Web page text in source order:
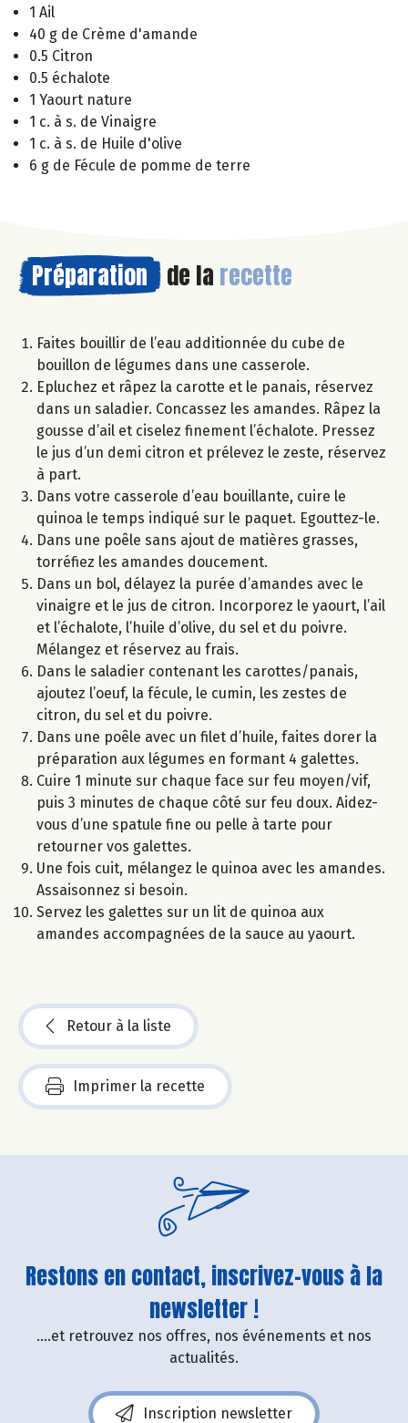
1 Ail
40 g de Crème d'amande
0.5 Citron
0.5 échalote
1 Yaourt nature
1 c. à s. de Vinaigre
1 c. à s. de Huile d'olive
6 g de Fécule de pomme de terre
Préparation de la recette
Faites bouillir de l’eau additionnée du cube de
bouillon de légumes dans une casserole.
Epluchez et râpez la carotte et le panais, réservez
dans un saladier. Concassez les amandes. Râpez la
gousse d’ail et ciselez finement l’échalote. Pressez
le jus d’un demi citron et prélevez le zeste, réservez
à part.
Dans votre casserole d’eau bouillante, cuire le
quinoa le temps indiqué sur le paquet. Egouttez-le.
Dans une poêle sans ajout de matières grasses,
torréfiez les amandes doucement.
Dans un bol, délayez la purée d’amandes avec le
vinaigre et le jus de citron. Incorporez le yaourt, l’ail
et l’échalote, l’huile d’olive, du sel et du poivre.
Mélangez et réservez au frais.
Dans le saladier contenant les carottes/panais,
ajoutez l’oeuf, la fécule, le cumin, les zestes de
citron, du sel et du poivre.
Dans une poêle avec un filet d’huile, faites dorer la
préparation aux légumes en formant 4 galettes.
Cuire 1 minute sur chaque face sur feu moyen/vif,
puis 3 minutes de chaque côté sur feu doux. Aidez-
vous d’une spatule fine ou pelle à tarte pour
retourner vos galettes.
Une fois cuit, mélangez le quinoa avec les amandes.
Assaisonnez si besoin.
Servez les galettes sur un lit de quinoa aux
amandes accompagnées de la sauce au yaourt.
Retour à la liste
Imprimer la recette
Restons en contact, inscrivez-vous à la
newsletter !
....et retrouvez nos offres, nos événements et nos
actualités.
Inscription newsletter